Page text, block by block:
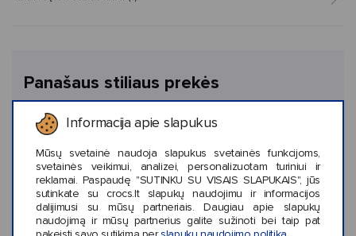
Informacija apie slapukus
Mūsų svetainė naudoja slapukus svetainės funkcijoms,
svetainės veikimui, analizei, personalizuotam turiniui ir
reklamai. Paspaudę "SUTINKU SU VISAIS SLAPUKAIS", jūs
sutinkate su crocs.lt slapukų naudojimu ir informacijos
dalijimusi su mūsų partneriais. Daugiau apie slapukų
naudojimą ir mūsų partnerius galite sužinoti bei taip pat
Panašaus stiliaus prekės
‹ ›